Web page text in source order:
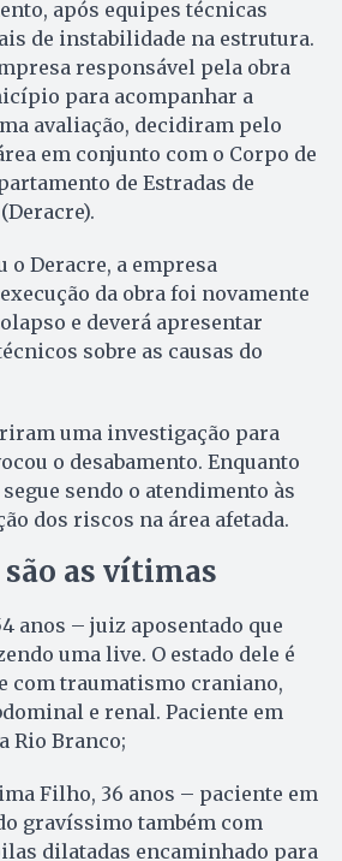
após equipes técnicas
de instabilidade na estrutura.
responsável pela obra
para acompanhar a
avaliação, decidiram pelo
em conjunto com o Corpo de
de Estradas de
o Deracre, a empresa
da obra foi novamente
e deverá apresentar
sobre as causas do
uma investigação para
o desabamento. Enquanto
sendo o atendimento às
dos riscos na área afetada.
são as vítimas
anos – juiz aposentado que
uma live. O estado dele é
com traumatismo craniano,
e renal. Paciente em
Rio Branco;
Filho, 36 anos – paciente em
gravíssimo também com
dilatadas encaminhado para